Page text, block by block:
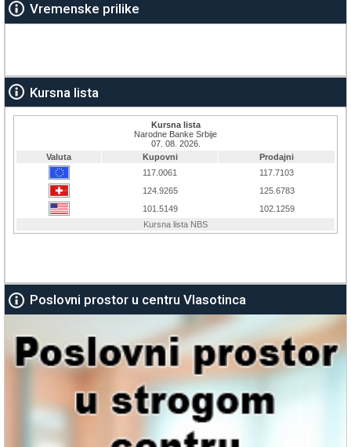
Vremenske prilike
Kursna lista
Poslovni prostor u centru Vlasotinca